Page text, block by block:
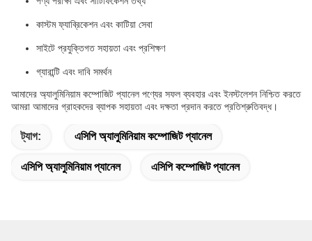
কাস্টম ফ্যাব্রিকেশন এবং কাটিয়া সেবা
সাইটে প্রযুক্তিগত সহায়তা এবং প্রশিক্ষণ
গ্যারান্টি এবং দাবি সমর্থন
আমাদের অ্যালুমিনিয়াম কম্পোজিট প্যানেল পণ্যের সফল ব্যবহার এবং ইনস্টলেশন নিশ্চিত করতে
আমরা আমাদের গ্রাহকদের ব্যাপক সহায়তা এবং দক্ষতা প্রদান করতে প্রতিশ্রুতিবদ্ধ।
ট্যাগ: এসিপি অ্যালুমিনিয়াম কম্পোজিট প্যানেল
এসিপি অ্যালুমিনিয়াম প্যানেল এসিপি কম্পোজিট প্যানেল